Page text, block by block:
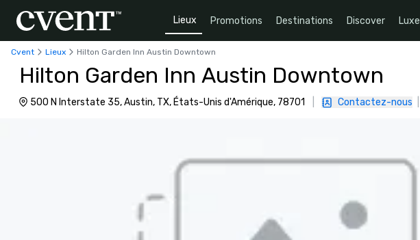
Lieux Promotions Destinations Discover Luxe
Cvent Lieux Hilton Garden Inn Austin Downtown
Hilton Garden Inn Austin Downtown
500 N Interstate 35, Austin, TX, États-Unis d'Amérique, 78701 Contactez-nous